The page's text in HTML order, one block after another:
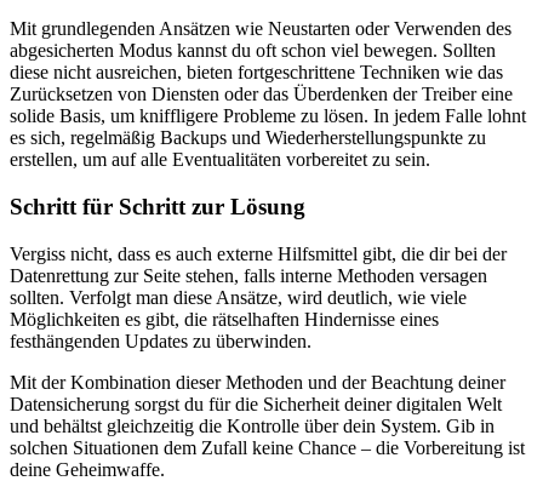
Mit grundlegenden Ansätzen wie Neustarten oder Verwenden des
abgesicherten Modus kannst du oft schon viel bewegen. Sollten
diese nicht ausreichen, bieten fortgeschrittene Techniken wie das
Zurücksetzen von Diensten oder das Überdenken der Treiber eine
solide Basis, um kniffligere Probleme zu lösen. In jedem Falle lohnt
es sich, regelmäßig Backups und Wiederherstellungspunkte zu
erstellen, um auf alle Eventualitäten vorbereitet zu sein.
Schritt für Schritt zur Lösung
Vergiss nicht, dass es auch externe Hilfsmittel gibt, die dir bei der
Datenrettung zur Seite stehen, falls interne Methoden versagen
sollten. Verfolgt man diese Ansätze, wird deutlich, wie viele
Möglichkeiten es gibt, die rätselhaften Hindernisse eines
festhängenden Updates zu überwinden.
Mit der Kombination dieser Methoden und der Beachtung deiner
Datensicherung sorgst du für die Sicherheit deiner digitalen Welt
und behältst gleichzeitig die Kontrolle über dein System. Gib in
solchen Situationen dem Zufall keine Chance – die Vorbereitung ist
deine Geheimwaffe.